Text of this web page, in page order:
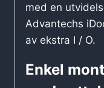
med en
Advantechs
av ekstra I / O.
Enkel